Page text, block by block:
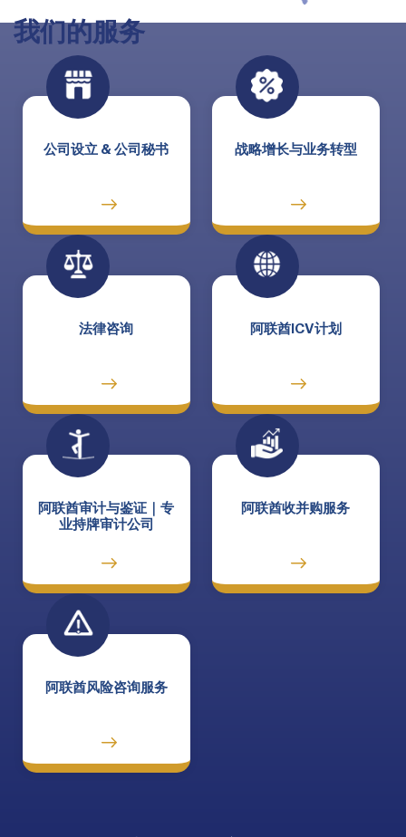
我们的服务
公司设立 & 公司秘书 战略增长与业务转型
法律咨询 阿联酋ICV计划
阿联酋审计与鉴证｜专
业持牌审计公司
阿联酋收并购服务
阿联酋风险咨询服务